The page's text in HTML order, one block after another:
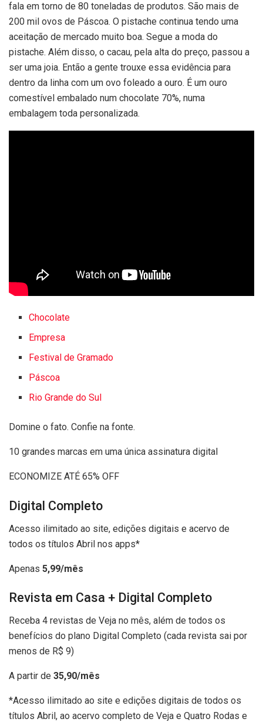
fala em torno de 80 toneladas de produtos. São mais de
200 mil ovos de Páscoa. O pistache continua tendo uma
aceitação de mercado muito boa. Segue a moda do
pistache. Além disso, o cacau, pela alta do preço, passou a
ser uma joia. Então a gente trouxe essa evidência para
dentro da linha com um ovo foleado a ouro. É um ouro
comestível embalado num chocolate 70%, numa
embalagem toda personalizada.
Chocolate
Empresa
Festival de Gramado
Páscoa
Rio Grande do Sul
Domine o fato. Confie na fonte.
10 grandes marcas em uma única assinatura digital
ECONOMIZE ATÉ 65% OFF
Digital Completo
Acesso ilimitado ao site, edições digitais e acervo de
todos os títulos Abril nos apps*
Apenas 5,99/mês
Revista em Casa + Digital Completo
Receba 4 revistas de Veja no mês, além de todos os
benefícios do plano Digital Completo (cada revista sai por
menos de R$ 9)
A partir de 35,90/mês
*Acesso ilimitado ao site e edições digitais de todos os
títulos Abril, ao acervo completo de Veja e Quatro Rodas e